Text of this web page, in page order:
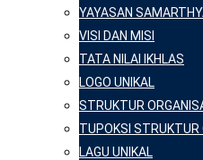
YAYASAN
VISI DAN MISI
TATA NILAI IKHLAS
LOGO UNIKAL
STRUKTUR
TUPOKSI STRUKTUR
LAGU UNIKAL